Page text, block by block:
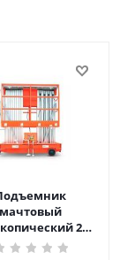
мачтовый
200
м TOR GTWY10-